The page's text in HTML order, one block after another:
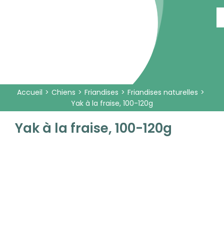
Accueil Chiens Friandises
Friandises naturelles
Yak à la fraise, 100-120g
Yak à la fraise, 100-120g